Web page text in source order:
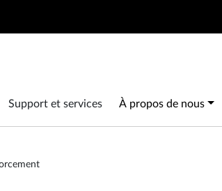
Support et services À propos de nous